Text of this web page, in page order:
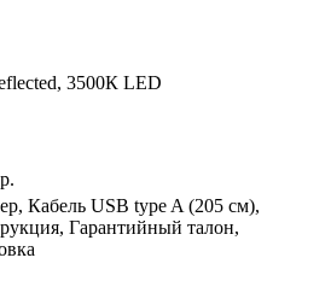
3500К LED
Кабель USB type A (205 см),
Гарантийный талон,